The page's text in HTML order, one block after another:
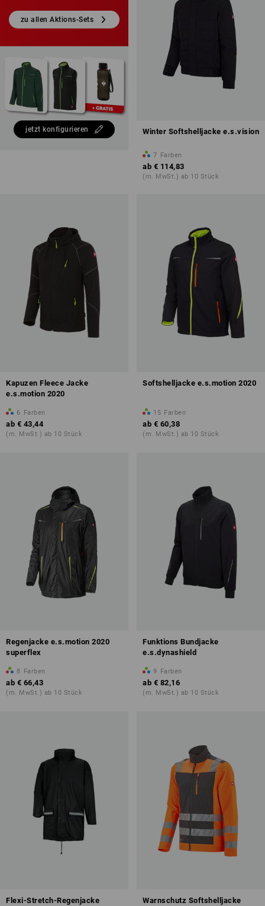
zu allen Aktions-Sets
jetzt konfigurieren Winter Softshelljacke e.s.vision
7 Farben
ab € 114,83
(m. MwSt.) ab 10 Stück
Kapuzen Fleece Jacke
e.s.motion 2020
6 Farben
ab € 43,44
(m. MwSt.) ab 10 Stück
Softshelljacke e.s.motion 2020
15 Farben
ab € 60,38
(m. MwSt.) ab 10 Stück
Regenjacke e.s.motion 2020
superflex
8 Farben
ab € 66,43
(m. MwSt.) ab 10 Stück
Funktions Bundjacke
e.s.dynashield
9 Farben
ab € 82,16
(m. MwSt.) ab 10 Stück
Flexi-Stretch-Regenjacke Warnschutz Softshelljacke